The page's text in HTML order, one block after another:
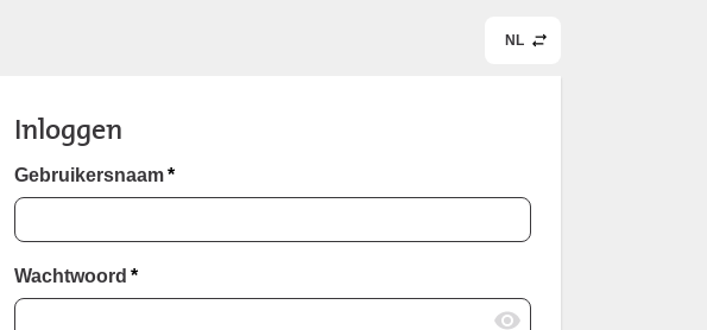
NL
Inloggen
Gebruikersnaam *
Wachtwoord *